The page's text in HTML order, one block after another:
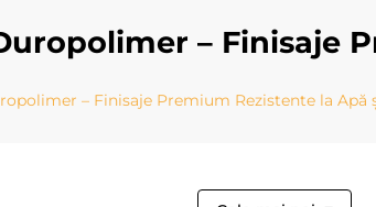
– Finisaje
– Finisaje Premium Rezistente la Apă